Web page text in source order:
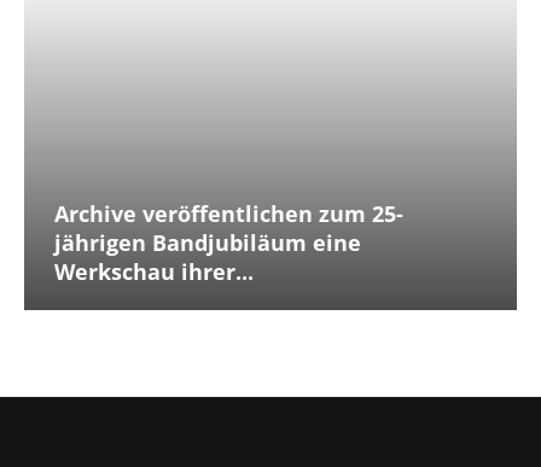
Archive veröffentlichen zum 25-
jährigen Bandjubiläum eine
Werkschau ihrer...